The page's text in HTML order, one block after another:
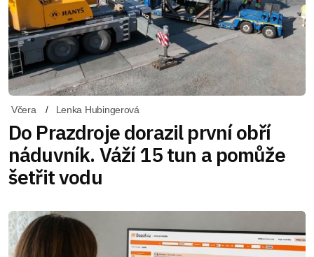
Včera Lenka Hubingerová
Do Prazdroje dorazil první obří
náduvník. Váží 15 tun a pomůže
šetřit vodu